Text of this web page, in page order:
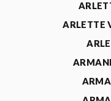
ARLETTE